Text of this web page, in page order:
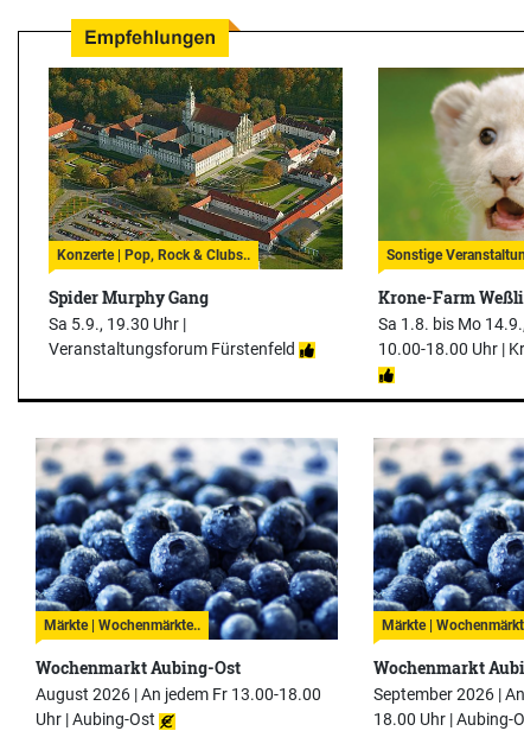
Konzerte | Pop, Rock & Clubs..
Spider Murphy Gang
Sa 5.9., 19.30 Uhr |
Veranstaltungsforum Fürstenfeld
Sonstige
Krone-Farm
Sa 1.8. bis Mo
10.00-18.00 Uhr |
Märkte | Wochenmärkte..
Wochenmarkt Aubing-Ost
August 2026 | An jedem Fr 13.00-18.00
Uhr |Aubing-Ost
Märkte |
Wochenmarkt
September 2026 |
18.00 Uhr |Aubing-